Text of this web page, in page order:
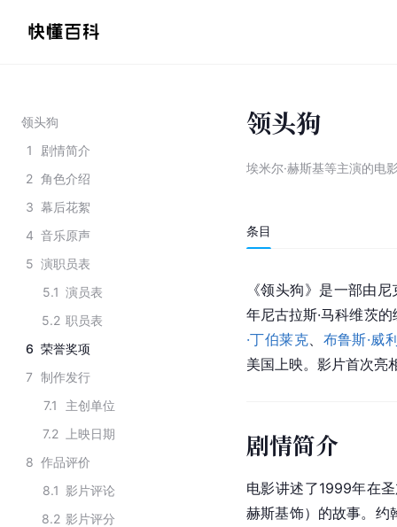
领头狗
1
剧情简介
2 角色介绍
3 幕后花絮
4 音乐原声
5 演职员表
5.1 演员表
5.2 职员表
6 荣誉奖项
7 制作发行
7.1
主创单位
7.2
上映日期
8 作品评价
8.1 影片评论
8.2 影片评分
领头狗
埃米尔·赫斯基等主演的电
条目
《领头狗》是一部由
年尼古拉斯·马科维茨
·丁伯莱克
布鲁斯·威
美国上映。影片首次亮
剧情简介
电影讲述了1999年在
赫斯基饰）的故事。约